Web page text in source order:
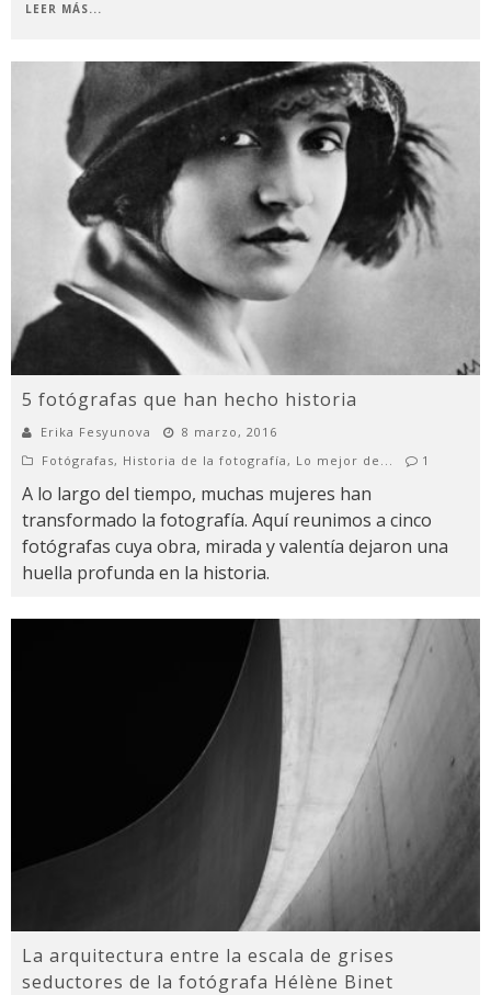
LEER MÁS...
5 fotógrafas que han hecho historia
Erika Fesyunova
8 marzo, 2016
Fotógrafas, Historia de la fotografía , Lo mejor de... 1
A lo largo del tiempo, muchas mujeres han
transformado la fotografía. Aquí reunimos a cinco
fotógrafas cuya obra, mirada y valentía dejaron una
huella profunda en la historia.
La arquitectura entre la escala de grises
seductores de la fotógrafa Hélène Binet